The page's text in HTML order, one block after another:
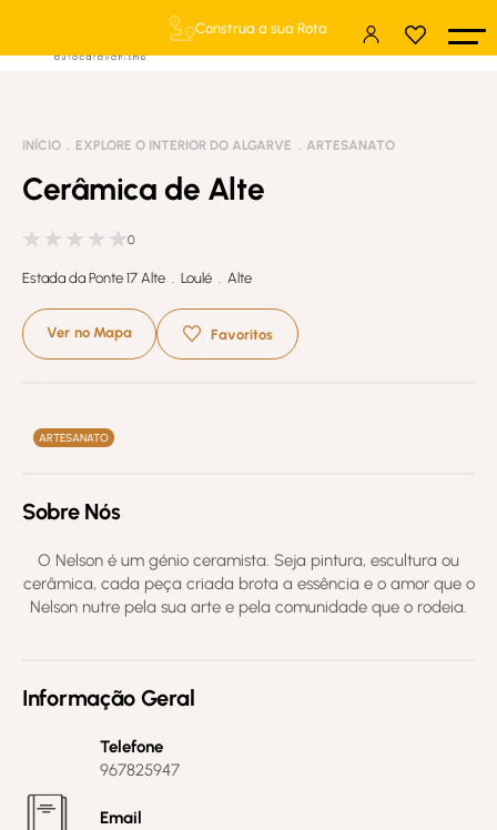
Construa a sua Rota
INÍCIO EXPLORE O INTERIOR DO ALGARVE ARTESANATO
Cerâmica de Alte
0
Estada da Ponte 17 Alte . Loulé . Alte
Ver no Mapa Favoritos
ARTESANATO
Sobre Nós
O Nelson é um génio ceramista. Seja pintura, escultura ou
cerâmica, cada peça criada brota a essência e o amor que o
Nelson nutre pela sua arte e pela comunidade que o rodeia.
Informação Geral
Telefone
967825947
Email